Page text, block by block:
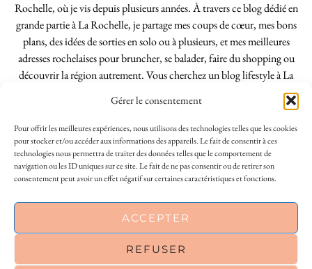
Gérer le consentement
Pour offrir les meilleures expériences, nous utilisons des technologies telles que les cookies
pour stocker et/ou accéder aux informations des appareils. Le fait de consentir à ces
technologies nous permettra de traiter des données telles que le comportement de
navigation ou les ID uniques sur ce site. Le fait de ne pas consentir ou de retirer son
consentement peut avoir un effet négatif sur certaines caractéristiques et fonctions.
ACCEPTER
REFUSER
Rochelle, où je vis depuis plusieurs années. À travers ce blog dédié en
grande partie à La Rochelle, je partage mes coups de cœur, mes bons
plans, des idées de sorties en solo ou à plusieurs, et mes meilleures
adresses rochelaises pour bruncher, se balader, faire du shopping ou
découvrir la région autrement. Vous cherchez un blog lifestyle à La
Rochelle, tenu par une locale ? Vous êtes au bon endroit. Que vous
soyez Rochelais·e ou de passage dans notre belle ville, j’espère que mes
articles vous aideront à profiter de La Rochelle comme un·e vrai·e
initié·e. !